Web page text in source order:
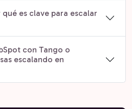
qué es clave para escalar
con Tango o
escalando en